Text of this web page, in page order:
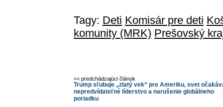
Tagy: Deti Komisár pre deti
komunity (MRK) Prešovský
<< predchádzajúci článok
Trump sľubuje „zlatý vek“ pre Ameriku, svet
nepredvídateľné líderstvo a narušenie globálneho
poriadku